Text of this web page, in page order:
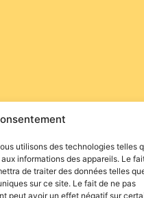
utilisons des technologies telles
informations des appareils. Le
de traiter des données telles
sur ce site. Le fait de ne pas
peut avoir un effet négatif sur